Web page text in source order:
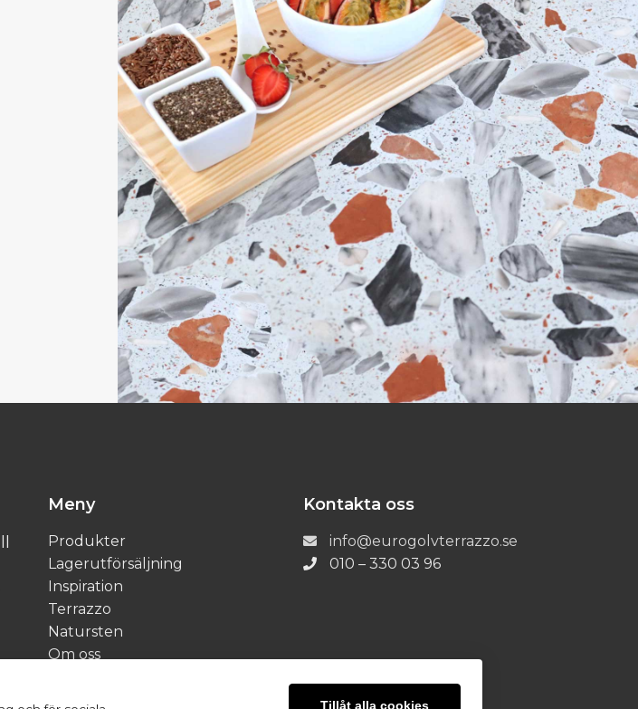
Meny
Produkter
Lagerutförsäljning
Inspiration
Terrazzo
Natursten
Om oss
Kontakta oss
info@eurogolvterrazzo.se
010 – 330 03 96
Tillåt alla cookies